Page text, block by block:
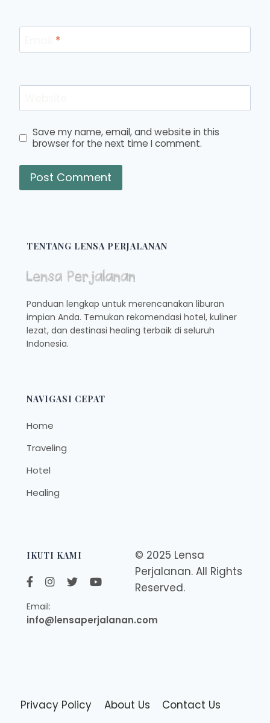
*
Save my name, email, and website in this
browser for the next time I comment.
TENTANG LENSA PERJALANAN
Panduan lengkap untuk merencanakan liburan
impian Anda. Temukan rekomendasi hotel, kuliner
lezat, dan destinasi healing terbaik di seluruh
Indonesia.
NAVIGASI CEPAT
Home
Traveling
Hotel
Healing
IKUTI KAMI
Email:
info@lensaperjalanan.com
© 2025 Lensa
Perjalanan. All Rights
Reserved.
Privacy Policy About Us Contact Us